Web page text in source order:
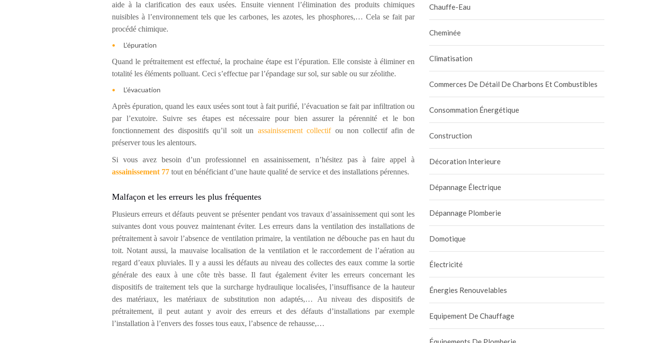
aide à la clarification des eaux usées. Ensuite viennent l’élimination des produits chimiques
nuisibles à l’environnement tels que les carbones, les azotes, les phosphores,… Cela se fait par
procédé chimique.
L’épuration
Quand le prétraitement est effectué, la prochaine étape est l’épuration. Elle consiste à éliminer en
totalité les éléments polluant. Ceci s’effectue par l’épandage sur sol, sur sable ou sur zéolithe.
L’évacuation
Après épuration, quand les eaux usées sont tout à fait purifié, l’évacuation se fait par infiltration ou
par l’exutoire. Suivre ses étapes est nécessaire pour bien assurer la pérennité et le bon
fonctionnement des dispositifs qu’il soit un assainissement collectifou non collectif afin de
préserver tous les alentours.
Si vous avez besoin d’un professionnel en assainissement, n’hésitez pas à faire appel à
assainissement 77tout en bénéficiant d’une haute qualité de service et des installations pérennes.
Malfaçon et les erreurs les plus fréquentes
Plusieurs erreurs et défauts peuvent se présenter pendant vos travaux d’assainissement qui sont les
suivantes dont vous pouvez maintenant éviter. Les erreurs dans la ventilation des installations de
prétraitement à savoir l’absence de ventilation primaire, la ventilation ne débouche pas en haut du
toit. Notant aussi, la mauvaise localisation de la ventilation et le raccordement de l’aération au
regard d’eaux pluviales. Il y a aussi les défauts au niveau des collectes des eaux comme la sortie
générale des eaux à une côte très basse. Il faut également éviter les erreurs concernant les
dispositifs de traitement tels que la surcharge hydraulique localisées, l’insuffisance de la hauteur
des matériaux, les matériaux de substitution non adaptés,… Au niveau des dispositifs de
prétraitement, il peut autant y avoir des erreurs et des défauts d’installations par exemple
l’installation à l’envers des fosses tous eaux, l’absence de rehausse,…
Chauffe-Eau
Cheminée
Climatisation
Commerces De Détail De Charbons Et Combustibles
Consommation Énergétique
Construction
Décoration Interieure
Dépannage Électrique
Dépannage Plomberie
Domotique
Électricité
Énergies Renouvelables
Equipement De Chauffage